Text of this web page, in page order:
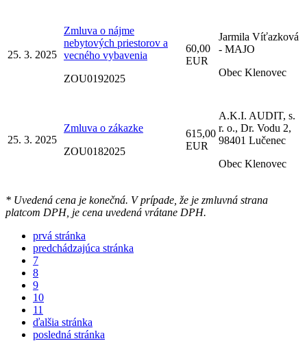
25. 3. 2025
Zmluva o nájme
nebytových priestorov a
vecného vybavenia
ZOU0192025
60,00
EUR
Jarmila Víťazková
- MAJO
Obec Klenovec
25. 3. 2025
Zmluva o zákazke
ZOU0182025
615,00
EUR
A.K.I. AUDIT, s.
r. o., Dr. Vodu 2,
98401 Lučenec
Obec Klenovec
* Uvedená cena je konečná. V prípade, že je zmluvná strana
platcom DPH, je cena uvedená vrátane DPH.
prvá stránka
predchádzajúca stránka
7
8
9
10
11
ďalšia stránka
posledná stránka